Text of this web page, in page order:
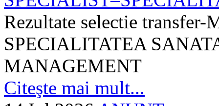
Rezultate selectie
SPECIALITATEA
MANAGEMENT
Citeşte mai mult...